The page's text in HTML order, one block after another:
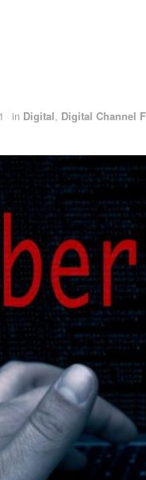
in Digital, Digital Channel